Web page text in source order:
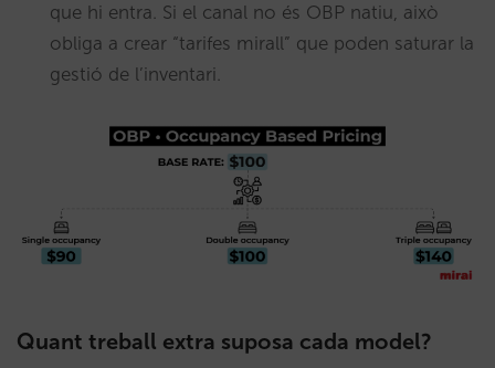
que hi entra. Si el canal no és OBP natiu, això
obliga a crear “tarifes mirall” que poden saturar la
gestió de l’inventari.
Quant treball extra suposa cada model?